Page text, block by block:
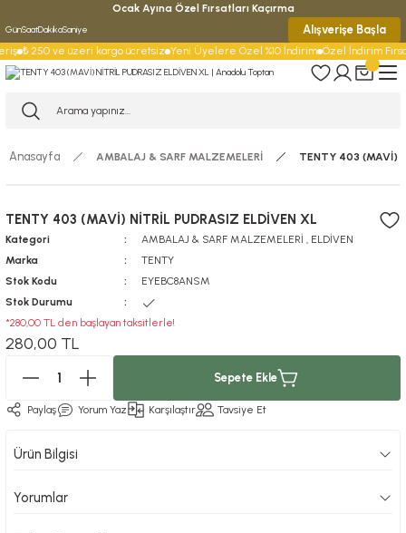
Ocak Ayına Özel Fırsatları Kaçırma
GünSaatDakikaSaniye Alışverişe Başla
₺ 250 ve üzeri kargo ücretsiz Yeni Üyelere Özel %10 İndirim Özel İndirim
Anasayfa AMBALAJ & SARF MALZEMELERİ TENTY 403 (MAVİ)
TENTY 403 (MAVİ) NİTRİL PUDRASIZ ELDİVEN XL
Kategori AMBALAJ & SARF MALZEMELERİ , ELDİVEN
Marka
TENTY
Stok Kodu
EYEBC8ANSM
Stok Durumu
*280,00 TL den başlayan taksitlerle!
280,00 TL
Sepete Ekle
Paylaş Yorum Yaz Karşılaştır Tavsiye Et
Ürün Bilgisi
Yorumlar